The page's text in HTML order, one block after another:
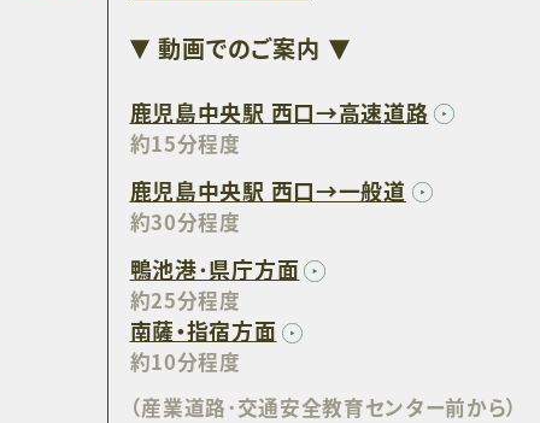
動画でのご案内
鹿児島中央駅 西口→高速道路
約15分程度
鹿児島中央駅 西口→一般道
約30分程度
鴨池港･県庁方面
約25分程度
南薩・指宿方面
約10分程度
（産業道路･交通安全教育センター前から）